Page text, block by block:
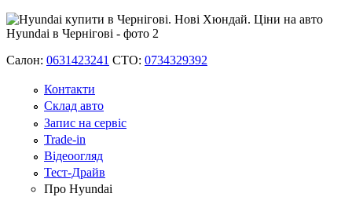
Салон: 0631423241 СТО: 0734329392
Контакти
Склад авто
Запис на сервіс
Trade-in
Відеоогляд
Тест-Драйв
Про Hyundai